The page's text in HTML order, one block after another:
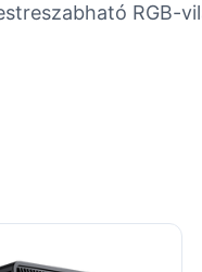
RGB-